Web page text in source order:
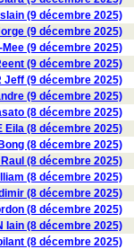
(9 décembre 2025)
(9 décembre 2025)
Mee (9 décembre 2025)
(9 décembre 2025)
Jeff (9 décembre 2025)
(9 décembre 2025)
(8 décembre 2025)
Eila (8 décembre 2025)
(8 décembre 2025)
Raul (8 décembre 2025)
(8 décembre 2025)
(8 décembre 2025)
(8 décembre 2025)
Iain (8 décembre 2025)
(8 décembre 2025)